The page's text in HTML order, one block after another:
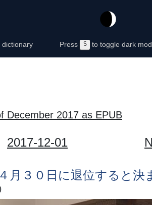
Press S to toggle dark
December 2017 as EPUB
2017-12-01
４ 月 ３０ 日 に退位すると 決